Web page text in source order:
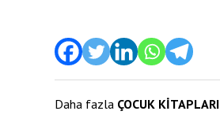
Daha fazla ÇOCUK KİTAPLARI